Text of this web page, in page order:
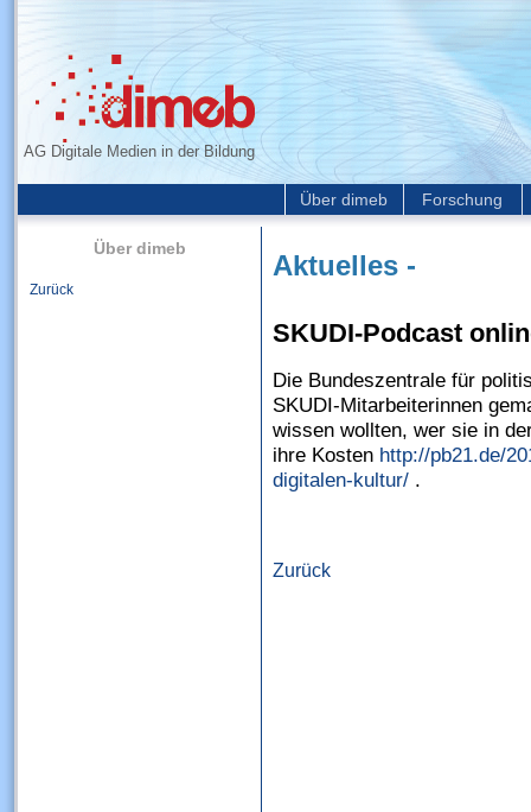
AG Digitale Medien in der Bildung
Über dimeb Forschung
Über dimeb
Zurück
Aktuelles -
SKUDI-Podcast
Die Bundeszentrale für
SKUDI-Mitarbeiterinnen
wissen wollten, wer sie in
ihre Kosten http://pb21.de/
digitalen-kultur/ .
Zurück